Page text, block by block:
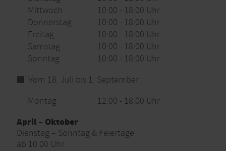
der traumhaft schönen Rurseekulisse sowie das
Chartern eines klassischen Holzbootes möglich.
Gut zu wissen:
Für die Befahrung des Rursees mit
eigenen Ruder-, Paddelbooten und Surfbrettern
benötigt man eine Befahrensgenehmigung.
Jahres- und Wochenplakette des WVER.
Mittwoch
10:00 - 18:00 Uhr
Donnerstag
10:00 - 18:00 Uhr
Freitag
10:00 - 18:00 Uhr
Samstag
10:00 - 18:00 Uhr
Sonntag
10:00 - 18:00 Uhr
Vom 18. Juli bis 1. September
Montag
12:00 - 18:00 Uhr
April – Oktober
Dienstag – Sonntag & Feiertage
ab 10.00 Uhr